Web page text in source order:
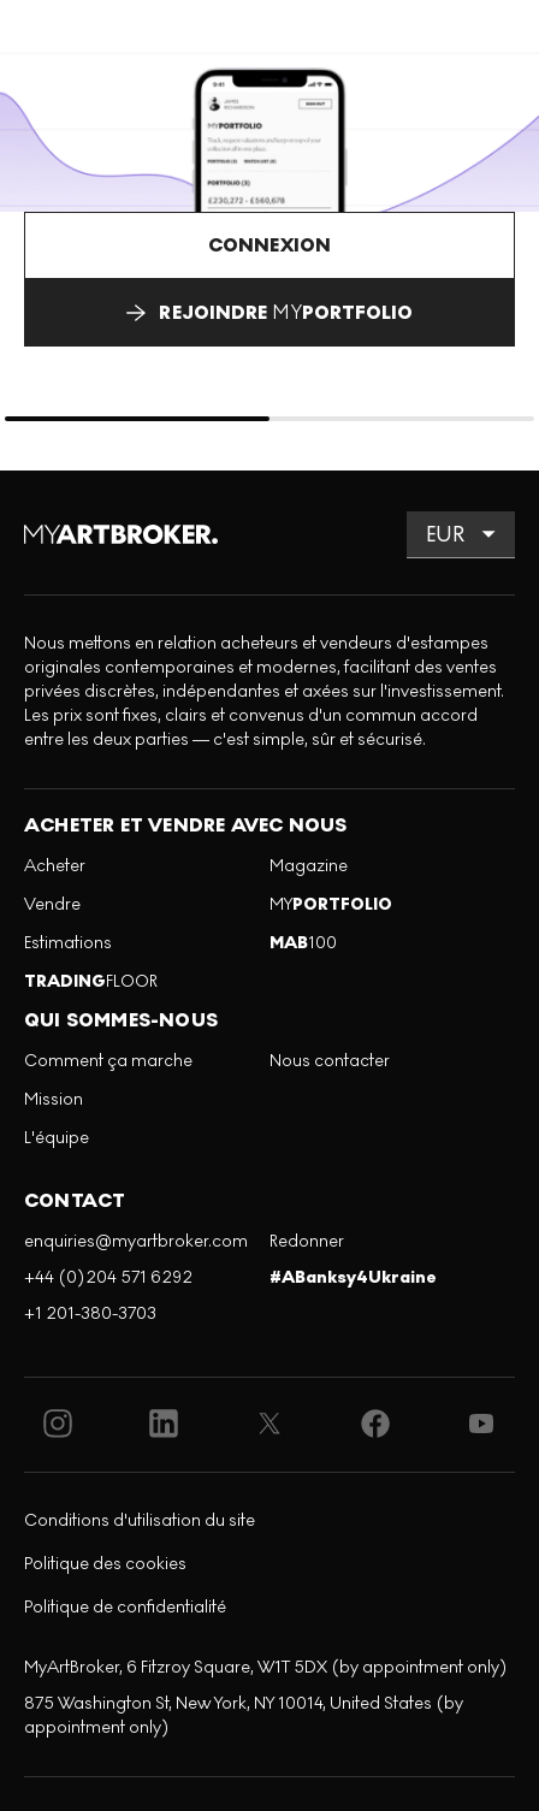
CONNEXION
REJOINDRE MYPORTFOLIO
Nous mettons en relation acheteurs et vendeurs d'estampes
originales contemporaines et modernes, facilitant des ventes
privées discrètes, indépendantes et axées sur l'investissement.
Les prix sont fixes, clairs et convenus d'un commun accord
entre les deux parties — c'est simple, sûr et sécurisé.
ACHETER ET VENDRE AVEC NOUS
Acheter
Vendre
Estimations
TRADINGFLOOR
Magazine
MYPORTFOLIO
MAB100
QUI SOMMES-NOUS
Comment ça marche
Mission
L'équipe
Nous contacter
CONTACT
enquiries@myartbroker.com
+44 (0)204 571 6292
+1 201-380-3703
Redonner
#ABanksy4Ukraine
Politique de confidentialité
Politique des cookies
Conditions d'utilisation du site
MyArtBroker, 6 Fitzroy Square, W1T 5DX (by appointment only)
875 Washington St, New York, NY 10014, United States (by
appointment only)